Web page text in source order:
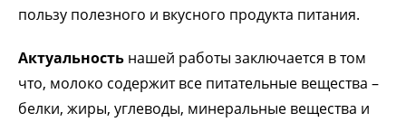
пользу полезного и вкусного продукта питания.
Актуальность нашей работы заключается в том
что, молоко содержит все питательные вещества –
белки, жиры, углеводы, минеральные вещества и